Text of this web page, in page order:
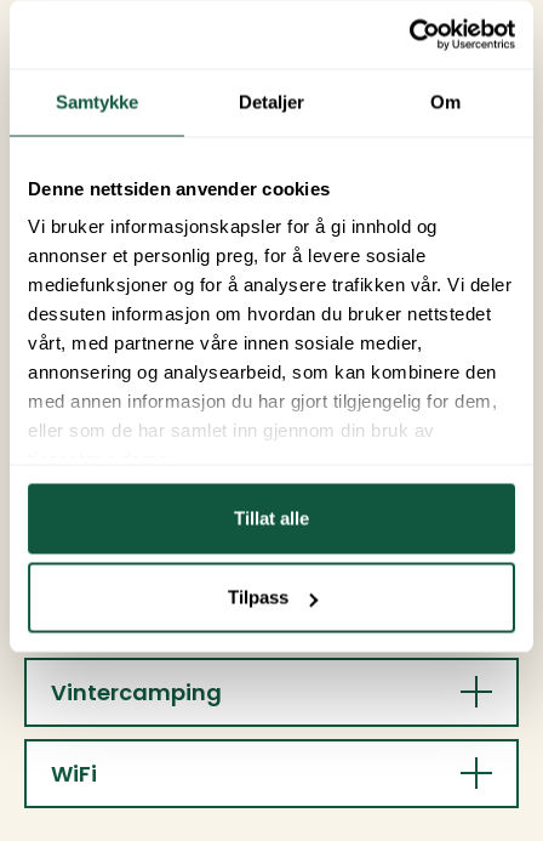
Samtykke Detaljer Om
Denne nettsiden anvender cookies
Vi bruker informasjonskapsler for å gi innhold og
annonser et personlig preg, for å levere sosiale
mediefunksjoner og for å analysere trafikken vår. Vi deler
dessuten informasjon om hvordan du bruker nettstedet
vårt, med partnerne våre innen sosiale medier,
annonsering og analysearbeid, som kan kombinere den
med annen informasjon du har gjort tilgjengelig for dem,
eller som de har samlet inn gjennom din bruk av
Tillat alle
Tilpass
Miljøtiltak
Nattero
Parkering
Vintercamping
WiFi